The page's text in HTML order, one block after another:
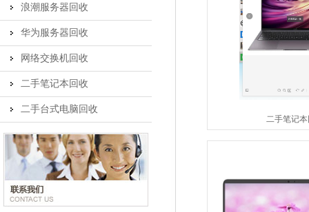
浪潮服务器回收
华为服务器回收
网络交换机回收
二手笔记本回收
二手台式电脑回收
二手笔记